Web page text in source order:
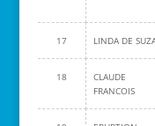
17 LINDA DE
18
CLAUDE
FRANCOIS